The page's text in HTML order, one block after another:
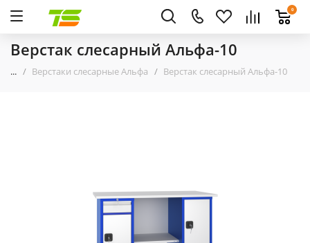
0
Верстак слесарный Альфа-10
... Верстаки слесарные Альфа Верстак слесарный Альфа-10